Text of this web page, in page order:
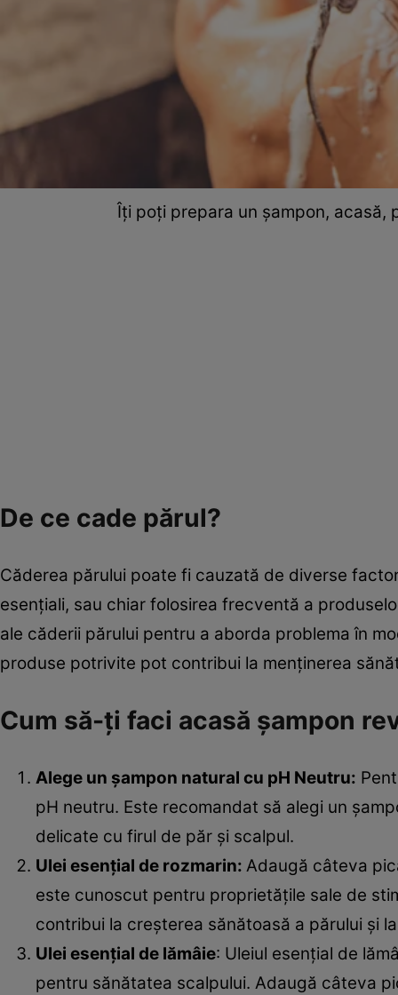
Îți poți prepara un șampon, acasă,
De ce cade părul?
Căderea părului poate fi cauzată de diverse
esențiali, sau chiar folosirea frecventă a
ale căderii părului pentru a aborda problema în
produse potrivite pot contribui la menținerea
Cum să-ți faci acasă șampon
Alege un șampon natural cu pH Neutru:
pH neutru. Este recomandat să alegi un
delicate cu firul de păr și scalpul.
Ulei esențial de rozmarin: Adaugă câteva
este cunoscut pentru proprietățile sale de
contribui la creșterea sănătoasă a părului și
Ulei esențial de lămâie: Uleiul esențial de
pentru sănătatea scalpului. Adaugă câteva